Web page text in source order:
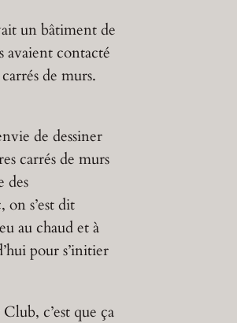
un bâtiment de
avaient contacté
de murs.
de dessiner
carrés de murs
des
s’est dit
au chaud et à
pour s’initier
c’est que ça